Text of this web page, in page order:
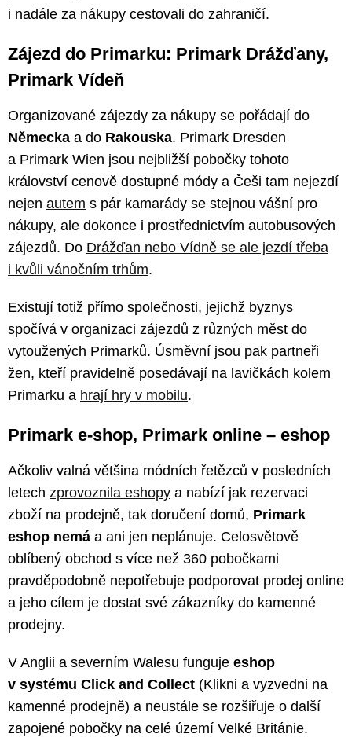
i nadále za nákupy cestovali do zahraničí.
Zájezd do Primarku: Primark Drážďany,
Primark Vídeň
Organizované zájezdy za nákupy se pořádají do
Německa a do Rakouska. Primark Dresden
a Primark Wien jsou nejbližší pobočky tohoto
království cenově dostupné módy a Češi tam nejezdí
nejen autem s pár kamarády se stejnou vášní pro
nákupy, ale dokonce i prostřednictvím autobusových
zájezdů. Do Drážďan nebo Vídně se ale jezdí třeba
i kvůli vánočním trhům.
Existují totiž přímo společnosti, jejichž byznys
spočívá v organizaci zájezdů z různých měst do
vytoužených Primarků. Úsměvní jsou pak partneři
žen, kteří pravidelně posedávají na lavičkách kolem
Primarku a hrají hry v mobilu.
Primark e-shop, Primark online – eshop
Ačkoliv valná většina módních řetězců v posledních
letech zprovoznila eshopy a nabízí jak rezervaci
zboží na prodejně, tak doručení domů, Primark
eshop nemá a ani jen neplánuje. Celosvětově
oblíbený obchod s více než 360 pobočkami
pravděpodobně nepotřebuje podporovat prodej online
a jeho cílem je dostat své zákazníky do kamenné
prodejny.
V Anglii a severním Walesu funguje eshop
v systému Click and Collect (Klikni a vyzvedni na
kamenné prodejně) a neustále se rozšiřuje o další
zapojené pobočky na celé území Velké Británie.